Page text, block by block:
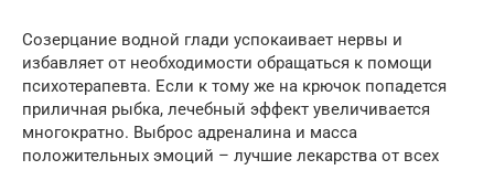
Созерцание водной глади успокаивает нервы и
избавляет от необходимости обращаться к помощи
психотерапевта. Если к тому же на крючок попадется
приличная рыбка, лечебный эффект увеличивается
многократно. Выброс адреналина и масса
положительных эмоций – лучшие лекарства от всех